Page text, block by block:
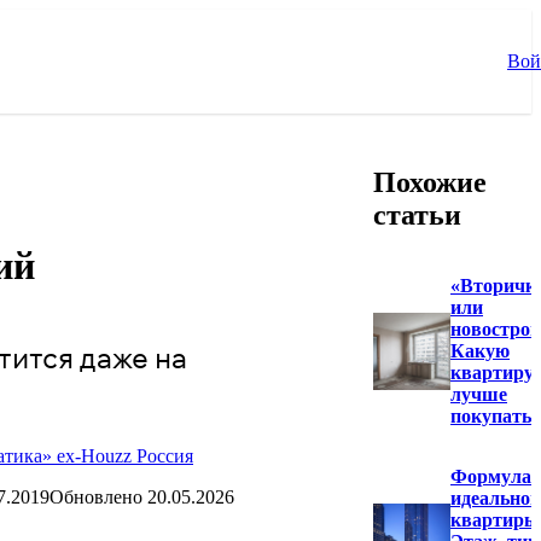
даже на
ex-Houzz Россия
Обновлено 20.05.2026
Похожие
статьи
или
Какую
квартиру
лучше
покупать?
Формула
идеальной